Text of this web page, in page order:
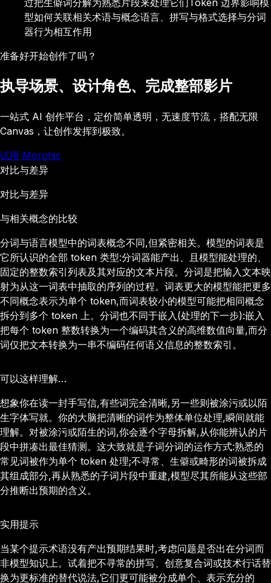
过把生僻词分解为熟悉片段来处理它们
Token 边界影响模
型如何关联相关术语与概念语言、拼写与格式选择与分词
器行为相互作用
准备好开始创作了吗？
执导场景、设计角色、完成整部影片
一站式 AI 创作平台，定价简单透明，无速度节流，搭配无限
Canvas，让创作发挥到极致。
试用 Morphic
对比与差异
对比与差异
与相关概念的比较
分词与语言模型中的词表概念不同,但紧密相关。模型的词表是
它所认识的全部 token 类型:分词器能产出、且模型能处理的、
固定的整数索引列表及其对应的文本片段。分词是把输入文本映
射为从这一词表中抽取的序列的过程。词表更大的模型能把更多
不同概念表示为单个 token,而词表较小的模型可能把相同概念
拆分到多个 token 上。分词也不同于嵌入(处理的下一步):嵌入
把每个 token 整数转换为一个编码其含义的高维数值向量,而分
词仅把文本转换为一串不编码任何语义信息的整数索引。
可以这样理解…
想象你在读一封手写信,有些词完全清晰,另一些则被涂污或以陌
生字体写就。你的大脑把清晰的词作为整体单位处理,瞬间就能
理解。对被涂污或陌生的词,你会逐个字母拆解,从你能辨认的片
段中拼凑出最佳猜测。这大致就是子词分词的运作方式:熟悉的
常见词被作为单个 token 处理;不寻常、生僻或畸形的词被拆成
其组成部分,再从熟悉的子词片段中重建,模型尽其所能从这些部
分推断出预期的含义。
实用提示
当某个提示术语没有产出预期结果时,考虑问题是否出在分词而
非模型知识上。试着把不寻常的拼写、创意复合词或技术行话替
换为更标准的替代说法,它们更可能被分成单个、表示充分的